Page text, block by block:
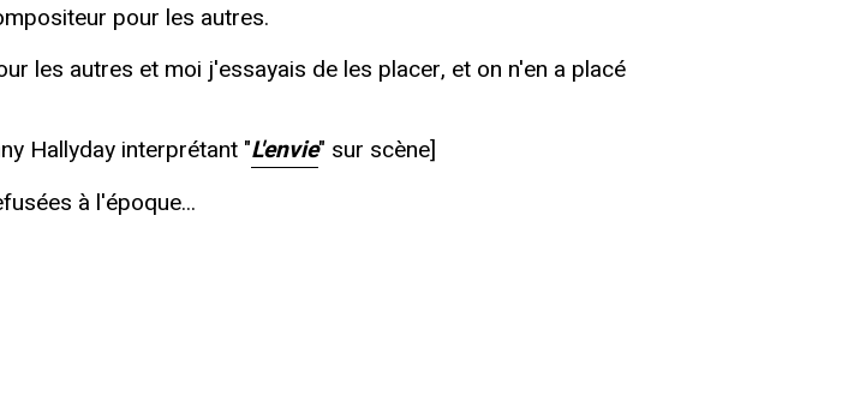
pour les autres.
les autres et moi j'essayais de les placer, et on n'en a placé
Hallyday interprétant "L'envie" sur scène]
à l'époque...